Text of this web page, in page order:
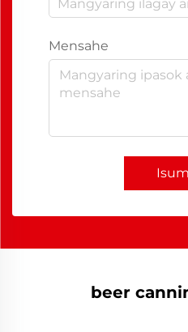
Mensahe
beer